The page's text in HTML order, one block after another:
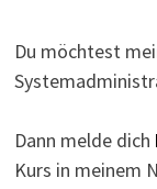
Du möchtest
Dann melde dich
Kurs in meinem